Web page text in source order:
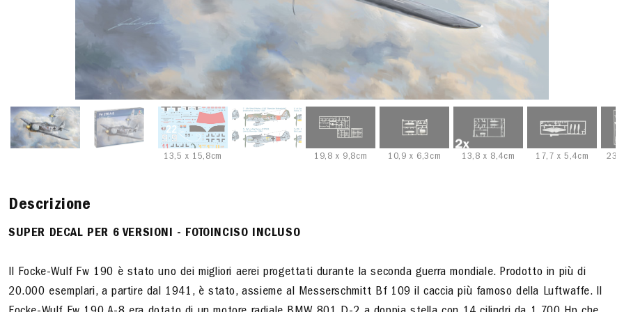
13,5 x 15,8cm 19,8 x 9,8cm 10,9 x 6,3cm 13,8 x 8,4cm 17,7 x 5,4cm
Descrizione
SUPER DECAL PER 6 VERSIONI - FOTOINCISO INCLUSO
Il Focke-Wulf Fw 190 è stato uno dei migliori aerei progettati durante la seconda guerra mondiale. Prodotto in più di
20.000 esemplari, a partire dal 1941, è stato, assieme al Messerschmitt Bf 109 il caccia più famoso della Luftwaffe. Il